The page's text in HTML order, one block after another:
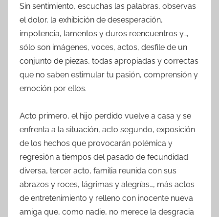
Sin sentimiento, escuchas las palabras, observas
el dolor, la exhibición de desesperación,
impotencia, lamentos y duros reencuentros y…,
sólo son imágenes, voces, actos, desfile de un
conjunto de piezas, todas apropiadas y correctas
que no saben estimular tu pasión, comprensión y
emoción por ellos.
Acto primero, el hijo perdido vuelve a casa y se
enfrenta a la situación, acto segundo, exposición
de los hechos que provocarán polémica y
regresión a tiempos del pasado de fecundidad
diversa, tercer acto, familia reunida con sus
abrazos y roces, lágrimas y alegrías…, más actos
de entretenimiento y relleno con inocente nueva
amiga que, como nadie, no merece la desgracia